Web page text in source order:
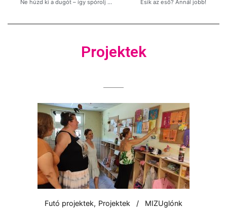
Ne húzd ki a dugót – így spórolj a számlán szürkevízzel! Esik az eső? Annál jobb!
Projektek
Futó projektek Projektek MIZUglónk